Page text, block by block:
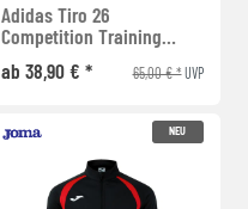
Adidas Tiro 26
Competition Training
ab 38,90 € * 65,00 € *UVP
NEU